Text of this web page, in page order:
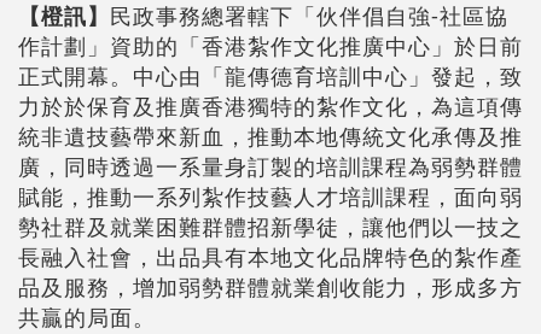
【橙訊】 民政事務總署轄下「伙伴倡自強-社區協
作計劃」資助的「香港紮作文化推廣中心」於日前
正式開幕。中心由「龍傳德育培訓中心」發起，致
力於於保育及推廣香港獨特的紮作文化，為這項傳
統非遺技藝帶來新血，推動本地傳統文化承傳及推
廣，同時透過一系量身訂製的培訓課程為弱勢群體
賦能，推動一系列紮作技藝人才培訓課程，面向弱
勢社群及就業困難群體招新學徒，讓他們以一技之
長融入社會，出品具有本地文化品牌特色的紮作產
品及服務，增加弱勢群體就業創收能力，形成多方
共贏的局面。